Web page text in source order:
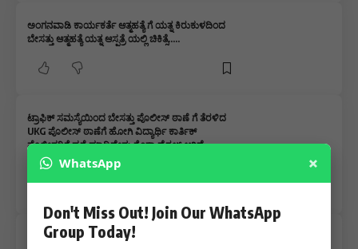
ಅಂಗನವಾಡಿ ಕಾರ್ಯಕರ್ತೆ ಆತ್ಮಹತ್ಯೆ ಗೆ ಯತ್ನ ಕಿರುಕುಳದಿಂದ
ಬೇಸತ್ತು ಆತ್ಮಹತ್ಯೆ ಯತ್ನ ಆಸ್ಪತ್ರೆ ಯಲ್ಲಿ ಚಿಕಿತ್ಸೆ…..
ಟ್ರಾಫಿಕ್ ಸಮಸ್ಯೆಯಿಂದ ಬೇಸತ್ತು ಪೊಲೀಸ್ ಠಾಣೆ ಗೆ ತೆರಳಿದ
UKG ಪೊಲೀಸ್ ಠಾಣೆಗೆ ಹೋಗಿ ವಿದ್ಯಾರ್ಥಿ ಕಾರ್ತಿಕ್
ಪೊಲೀಸರಿಗೆ ಪ್ರಶ್ನೆ ಮಾಡಿದ್ದೇನು ಗೊತ್ತಾ ವೈರಲ್ ಆಗಿದೆ
ಪೊಟೊ…..
ಉಪನ್ಯಾಸಕಿ ರಾಜೀನಾಮೆ ವಿವಾದಿಂದ ಬೇಸತ್ತು ವೃತ್ತಿಗೆ
WhatsApp ×
Don't Miss Out! Join Our WhatsApp
Group Today!